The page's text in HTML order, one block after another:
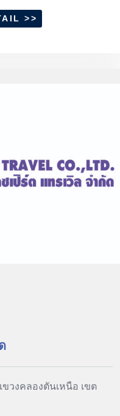
>>
วงคลองตันเหนือ เขต